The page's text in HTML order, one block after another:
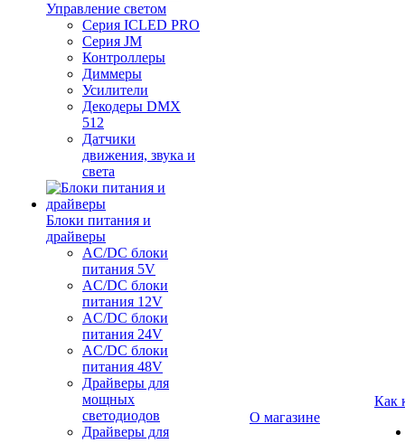
Управление светом
Серия ICLED PRO
Серия JM
Контроллеры
Диммеры
Усилители
Декодеры DMX
512
Датчики
движения, звука и
света
Блоки питания и
драйверы
AC/DC блоки
питания 5V
AC/DC блоки
питания 12V
AC/DC блоки
питания 24V
AC/DC блоки
питания 48V
Драйверы для
мощных
светодиодов
Драйверы для
О магазине
Как